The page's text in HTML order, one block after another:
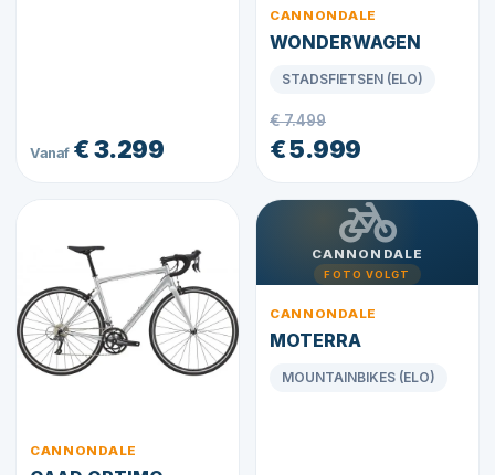
Vanaf€ 3.299
CANNONDALE
WONDERWAGEN
STADSFIETSEN (ELO)
€ 7.499
€ 5.999
CANNONDALE
CANNONDALE
FOTO VOLGT
CANNONDALE
MOTERRA
MOUNTAINBIKES (ELO)